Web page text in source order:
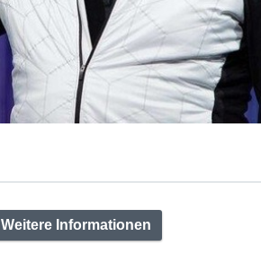
Weitere Informationen